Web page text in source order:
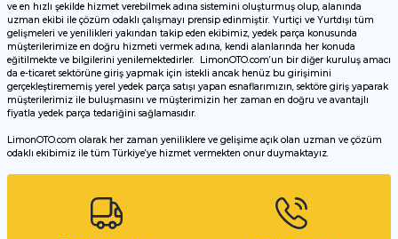
Ürün açıklamasında eksik bilgiler bulunuyor.
Ürün bilgilerinde hatalar bulunuyor.
Ürün fiyatı diğer sitelerden daha pahalı.
Bu ürüne benzer farklı alternatifler olmalı.
ve en hızlı şekilde hizmet verebilmek adına sistemini oluşturmuş olup, alanında
uzman ekibi ile çözüm odaklı çalışmayı prensip edinmiştir. Yurtiçi ve Yurtdışı tüm
gelişmeleri ve yenilikleri yakından takip eden ekibimiz, yedek parça konusunda
müşterilerimize en doğru hizmeti vermek adına, kendi alanlarında her konuda
eğitilmekte ve bilgilerini yenilemektedirler. LimonOTO.com’un bir diğer kuruluş amacı
da e-ticaret sektörüne giriş yapmak için istekli ancak henüz bu girişimini
gerçekleştirememiş yerel yedek parça satışı yapan esnaflarımızın, sektöre giriş yaparak
müşterilerimiz ile buluşmasını ve müşterimizin her zaman en doğru ve avantajlı
fiyatla yedek parça tedariğini sağlamasıdır.
LimonOTO.com olarak her zaman yeniliklere ve gelişime açık olan uzman ve çözüm
odaklı ekibimiz ile tüm Türkiye’ye hizmet vermekten onur duymaktayız.